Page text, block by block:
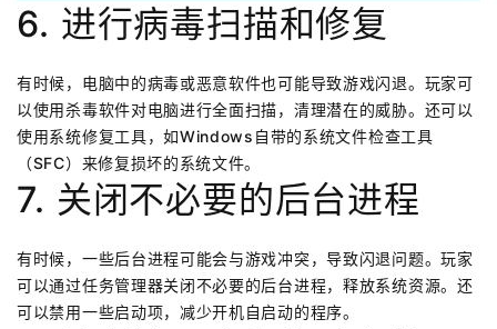
6. 进行病毒扫描和修复
有时候，电脑中的病毒或恶意软件也可能导致游戏闪退。玩家可
以使用杀毒软件对电脑进行全面扫描，清理潜在的威胁。还可以
使用系统修复工具，如Windows自带的系统文件检查工具
（SFC）来修复损坏的系统文件。
7. 关闭不必要的后台进程
有时候，一些后台进程可能会与游戏冲突，导致闪退问题。玩家
可以通过任务管理器关闭不必要的后台进程，释放系统资源。还
可以禁用一些启动项，减少开机自启动的程序。